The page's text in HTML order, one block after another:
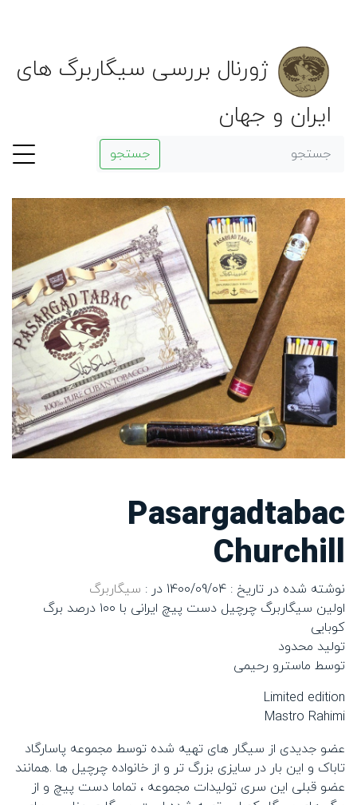
ژورنال بررسی سیگاربرگ های
ایران و جهان
جستجو
Pasargadtabac
Churchill
نوشته شده در تاریخ : 1400/09/04 در : سیگاربرگ
اولین سیگاربرگ چرچیل دست پیچ ایرانی با ۱۰۰ درصد برگ
کوبایی
تولید محدود
توسط ماسترو رحیمی
Limited edition
Mastro Rahimi
عضو جدیدی از سیگار های تهیه شده توسط مجموعه پاسارگاد
تاباک و این بار در سایزی بزرگ تر و از خانواده چرچیل ها .همانند
عضو قبلی این سری تولیدات مجموعه ، تماما دست پیچ و از